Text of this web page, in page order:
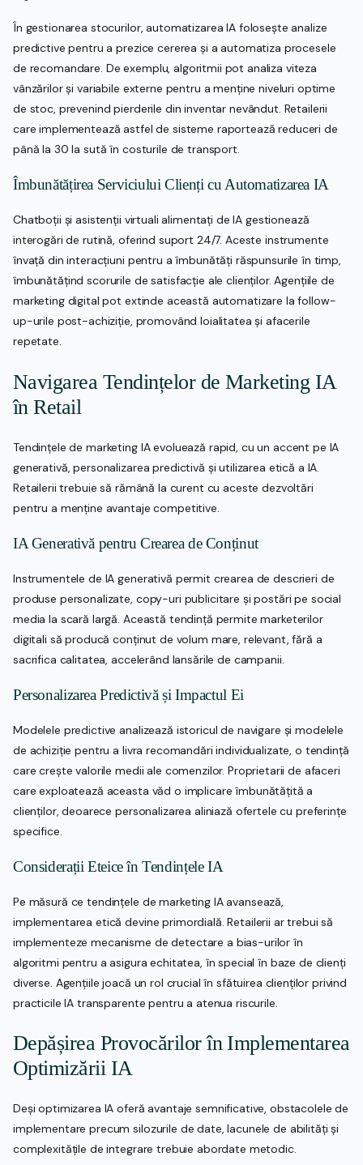
În gestionarea stocurilor, automatizarea IA folosește analize
predictive pentru a prezice cererea și a automatiza procesele
de recomandare. De exemplu, algoritmii pot analiza viteza
vânzărilor și variabile externe pentru a menține niveluri optime
de stoc, prevenind pierderile din inventar nevândut. Retailerii
care implementează astfel de sisteme raportează reduceri de
până la 30 la sută în costurile de transport.
Îmbunătățirea Serviciului Clienți cu Automatizarea IA
Chatboții și asistenții virtuali alimentați de IA gestionează
interogări de rutină, oferind suport 24/7. Aceste instrumente
învață din interacțiuni pentru a îmbunătăți răspunsurile în timp,
îmbunătățind scorurile de satisfacție ale clienților. Agențiile de
marketing digital pot extinde această automatizare la follow-
up-urile post-achiziție, promovând loialitatea și afacerile
repetate.
Navigarea Tendințelor de Marketing IA
în Retail
Tendințele de marketing IA evoluează rapid, cu un accent pe IA
generativă, personalizarea predictivă și utilizarea etică a IA.
Retailerii trebuie să rămână la curent cu aceste dezvoltări
pentru a menține avantaje competitive.
IA Generativă pentru Crearea de Conținut
Instrumentele de IA generativă permit crearea de descrieri de
produse personalizate, copy-uri publicitare și postări pe social
media la scară largă. Această tendință permite marketerilor
digitali să producă conținut de volum mare, relevant, fără a
sacrifica calitatea, accelerând lansările de campanii.
Personalizarea Predictivă și Impactul Ei
Modelele predictive analizează istoricul de navigare și modelele
de achiziție pentru a livra recomandări individualizate, o tendință
care crește valorile medii ale comenzilor. Proprietarii de afaceri
care exploatează aceasta văd o implicare îmbunătățită a
clienților, deoarece personalizarea aliniază ofertele cu preferințe
specifice.
Considerații Eteice în Tendințele IA
Pe măsură ce tendințele de marketing IA avansează,
implementarea etică devine primordială. Retailerii ar trebui să
implementeze mecanisme de detectare a bias-urilor în
algoritmi pentru a asigura echitatea, în special în baze de clienți
diverse. Agențiile joacă un rol crucial în sfătuirea clienților privind
practicile IA transparente pentru a atenua riscurile.
Depășirea Provocărilor în Implementarea
Optimizării IA
Deși optimizarea IA oferă avantaje semnificative, obstacolele de
implementare precum silozurile de date, lacunele de abilități și
complexitățile de integrare trebuie abordate metodic.